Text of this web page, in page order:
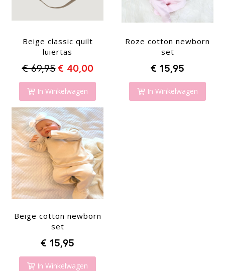
Beige classic quilt
luiertas
€ 69,95€ 40,00
In Winkelwagen
Roze cotton newborn
set
€ 15,95
In Winkelwagen
Beige cotton newborn
set
€ 15,95
In Winkelwagen